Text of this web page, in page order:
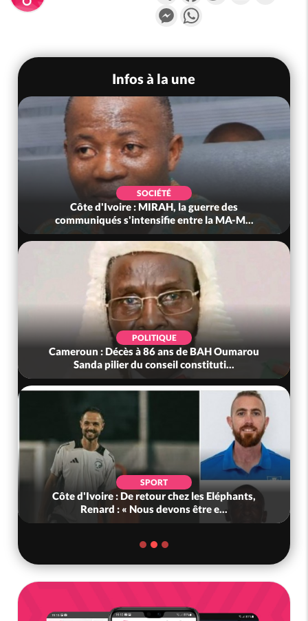
Messenger
Infos à la une
SOCIÉTÉ
Côte d'Ivoire : MIRAH, la guerre des
communiqués s'intensifie entre la MA-M...
POLITIQUE
Cameroun : Décès à 86 ans de BAH Oumarou
Sanda pilier du conseil constituti...
SPORT
Côte d'Ivoire : De retour chez les Eléphants,
Renard : « Nous devons être e...